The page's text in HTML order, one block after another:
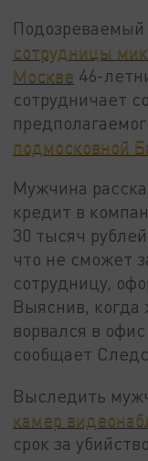
сотрудницы
Москве 46-
сотрудничает
подмосковной
Мужчина
кредит в
30 тысяч
что не сможет
сотрудницу,
Выяснив, когда
ворвался в
сообщает
Выследить
камер
срок за